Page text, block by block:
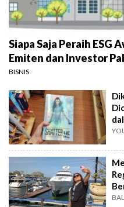
Siapa Saja Peraih ESG
Emiten dan Investor
BISNIS